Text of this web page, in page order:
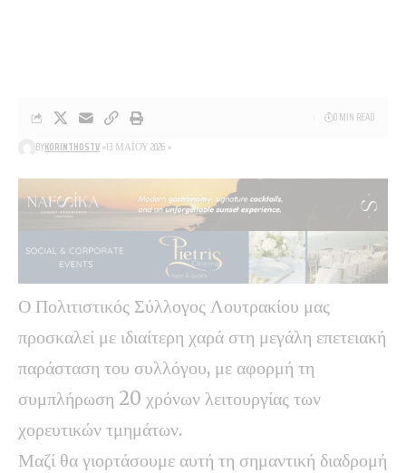
BYKORINTHOSTV 13 ΜΑΪ́ΟΥ 2026
0 MIN READ
Ο Πολιτιστικός Σύλλογος Λουτρακίου μας
προσκαλεί με ιδιαίτερη χαρά στη μεγάλη επετειακή
παράσταση του συλλόγου, με αφορμή τη
συμπλήρωση 20 χρόνων λειτουργίας των
χορευτικών τμημάτων.
Μαζί θα γιορτάσουμε αυτή τη σημαντική διαδρομή